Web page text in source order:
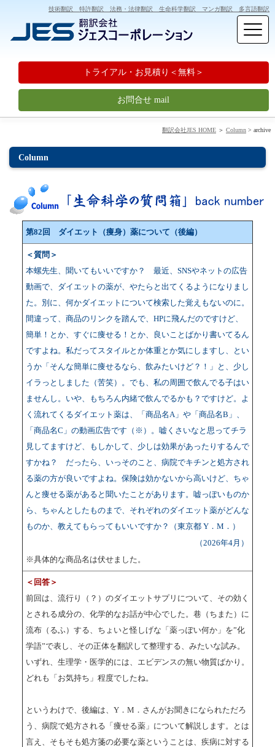
トライアル・お見積り＜無料＞
お問合せ mail
技術翻訳 特許翻訳 法務・法律翻訳 生命科学翻訳 マンガ翻訳 多言語翻訳
翻訳会社JES HOME ＞ Column > archive
Column
第82回 ダイエット（痩身）薬について（後編）
＜質問＞
本螺先生、聞いてもいいですか？ 最近、SNSやネットの広告
動画で、ダイエットの薬が、やたらと出てくるようになりまし
た。別に、何かダイエットについて検索した覚えもないのに。
間違って、商品のリンクを踏んで、HPに飛んだのですけど、
簡単！とか、すぐに痩せる！とか、良いことばかり書いてるん
ですよね。私だってスタイルとか体重とか気にしますし、とい
うか「そんな簡単に痩せるなら、飲みたいけど？！」と、少し
イラっとしました（苦笑）。でも、私の周囲で飲んでる子はい
ませんし。いや、もちろん内緒で飲んでるかも？ですけど。よ
く流れてくるダイエット薬は、「商品名A」や「商品名B」、
「商品名C」の動画広告です（※）。嘘くさいなと思ってチラ
見してますけど、もしかして、少しは効果があったりするんで
すかね？ だったら、いっそのこと、病院でキチンと処方され
る薬の方が良いですよね。保険は効かないから高いけど、ちゃ
んと痩せる薬があると聞いたことがあります。嘘っぽいものか
ら、ちゃんとしたものまで、それぞれのダイエット薬がどんな
ものか、教えてもらってもいいですか？（東京都 Y．M．）
（2026年4月）
※具体的な商品名は伏せました。
＜回答＞
前回は、流行り（？）のダイエットサプリについて、その効く
とされる成分の、化学的なお話が中心でした。巷（ちまた）に
流布（るふ）する、ちょいと怪しげな「薬っぽい何か」を”化
学語”で表し、その正体を翻訳して整理する、みたいな試み。
いずれ、生理学・医学的には、エビデンスの無い物質ばかり。
どれも「お気持ち」程度でしたね。
というわけで、後編は、Y．M．さんがお聞きになられただろ
う、病院で処方される「痩せる薬」について解説します。とは
言え、そもそも処方箋の必要な薬ということは、疾病に対する